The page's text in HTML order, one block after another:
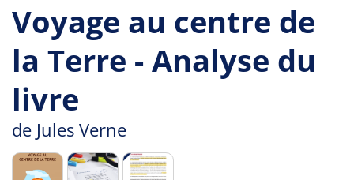
Voyage au centre de
la Terre - Analyse du
livre
de Jules Verne